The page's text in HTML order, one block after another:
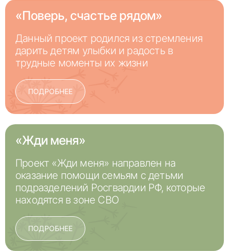
«Поверь, счастье рядом»
Данный проект родился из стремления
дарить детям улыбки и радость в
трудные моменты их жизни
ПОДРОБНЕЕ
«Жди меня»
Проект «Жди меня» направлен на
оказание помощи семьям с детьми
подразделений Росгвардии РФ, которые
находятся в зоне СВО
ПОДРОБНЕЕ